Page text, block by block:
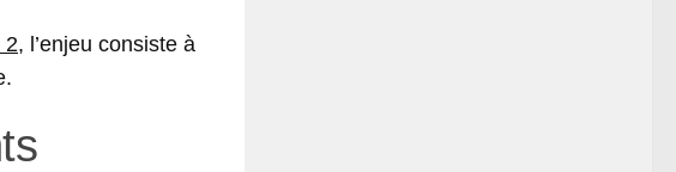
2, l’enjeu consiste à